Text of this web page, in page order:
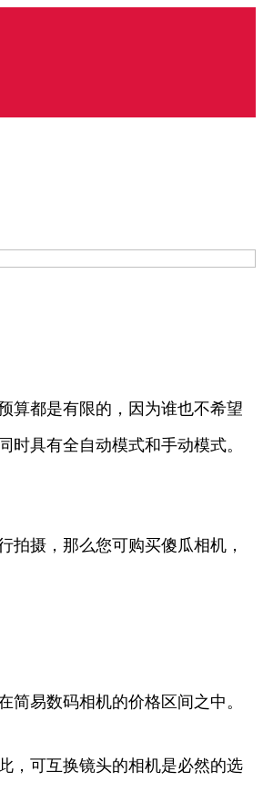
算都是有限的，因为谁也不希望
具有全自动模式和手动模式。
拍摄，那么您可购买傻瓜相机，
易数码相机的价格区间之中。
，可互换镜头的相机是必然的选